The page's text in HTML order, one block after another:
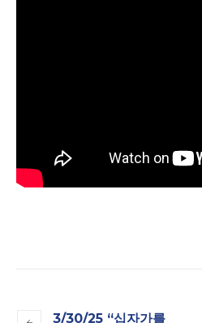
3/30/25 “십자가를